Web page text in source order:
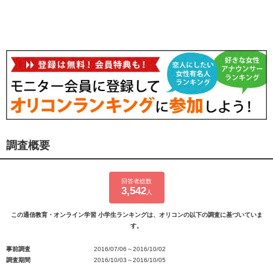
調査概要
回答者総数
3,542人
この通信教育・オンライン学習 小学生ランキングは、オリコンの以下の調査に基づいていま
す。
事前調査
2016/07/06～2016/10/02
調査期間
2016/10/03～2016/10/05